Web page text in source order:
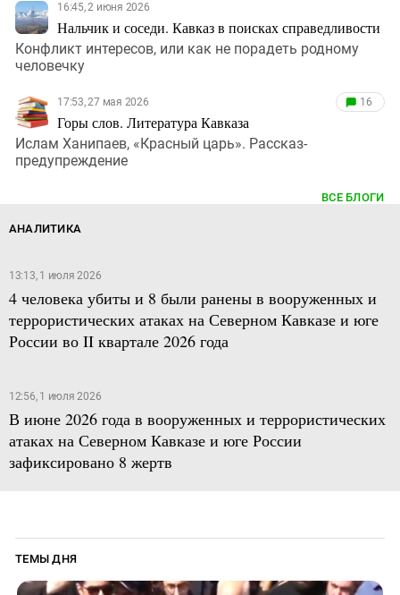
16:45, 2 июня 2026
Нальчик и соседи. Кавказ в поисках справедливости
Конфликт интересов, или как не порадеть родному
человечку
17:53, 27 мая 2026
Горы слов. Литература Кавказа
16
Ислам Ханипаев, «Красный царь». Рассказ-
предупреждение
ВСЕ БЛОГИ
АНАЛИТИКА
13:13, 1 июля 2026
4 человека убиты и 8 были ранены в вооруженных и
террористических атаках на Северном Кавказе и юге
России во II квартале 2026 года
12:56, 1 июля 2026
В июне 2026 года в вооруженных и террористических
атаках на Северном Кавказе и юге России
зафиксировано 8 жертв
ТЕМЫ ДНЯ